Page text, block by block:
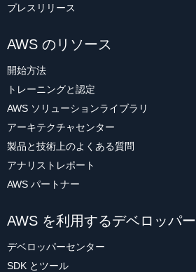
プレスリリース
AWS のリソース
開始方法
トレーニングと認定
AWS ソリューションライブラリ
アーキテクチャセンター
製品と技術上のよくある質問
アナリストレポート
AWS パートナー
AWS を利用するデベロッパー
デベロッパーセンター
SDK とツール